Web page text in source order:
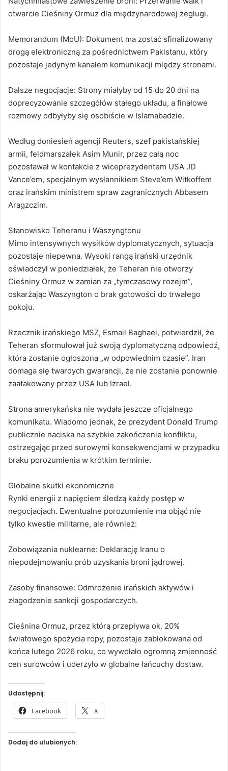
otwarcie Cieśniny Ormuz dla międzynarodowej żeglugi.
Memorandum (MoU): Dokument ma zostać sfinalizowany
drogą elektroniczną za pośrednictwem Pakistanu, który
pozostaje jedynym kanałem komunikacji między stronami.
Dalsze negocjacje: Strony miałyby od 15 do 20 dni na
doprecyzowanie szczegółów stałego układu, a finałowe
rozmowy odbyłyby się osobiście w Islamabadzie.
Według doniesień agencji Reuters, szef pakistańskiej
armii, feldmarszałek Asim Munir, przez całą noc
pozostawał w kontakcie z wiceprezydentem USA JD
Vance’em, specjalnym wysłannikiem Steve’em Witkoffem
oraz irańskim ministrem spraw zagranicznych Abbasem
Aragzczim.
Stanowisko Teheranu i Waszyngtonu
Mimo intensywnych wysiłków dyplomatycznych, sytuacja
pozostaje niepewna. Wysoki rangą irański urzędnik
oświadczył w poniedziałek, że Teheran nie otworzy
Cieśniny Ormuz w zamian za „tymczasowy rozejm”,
oskarżając Waszyngton o brak gotowości do trwałego
pokoju.
Rzecznik irańskiego MSZ, Esmail Baghaei, potwierdził, że
Teheran sformułował już swoją dyplomatyczną odpowiedź,
która zostanie ogłoszona „w odpowiednim czasie”. Iran
domaga się twardych gwarancji, że nie zostanie ponownie
zaatakowany przez USA lub Izrael.
Strona amerykańska nie wydała jeszcze oficjalnego
komunikatu. Wiadomo jednak, że prezydent Donald Trump
publicznie naciska na szybkie zakończenie konfliktu,
ostrzegając przed surowymi konsekwencjami w przypadku
braku porozumienia w krótkim terminie.
Globalne skutki ekonomiczne
Rynki energii z napięciem śledzą każdy postęp w
negocjacjach. Ewentualne porozumienie ma objąć nie
tylko kwestie militarne, ale również:
Zobowiązania nuklearne: Deklarację Iranu o
niepodejmowaniu prób uzyskania broni jądrowej.
Zasoby finansowe: Odmrożenie irańskich aktywów i
złagodzenie sankcji gospodarczych.
Cieśnina Ormuz, przez którą przepływa ok. 20%
światowego spożycia ropy, pozostaje zablokowana od
końca lutego 2026 roku, co wywołało ogromną zmienność
cen surowców i uderzyło w globalne łańcuchy dostaw.
Udostępnij:
Facebook X
Dodaj do ulubionych: